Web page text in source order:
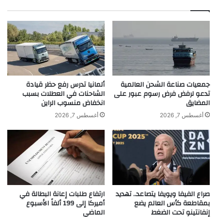
View this post on Instagram
ب
ع
د
ل
د
ه
ا
ط
ا
ل
ف
ي
ك
ل
ي
م
ث
ي
ر
غ
ن
ي
جمعيات صناعة الشحن العالمية
تدعو لرفض فرض رسوم عبور على
المضايق
أغسطس 7, 2026
ألمانيا تدرس رفع حظر قيادة
الشاحنات في العطلات بسبب
انخفاض منسوب الراين
أغسطس 7, 2026
صراع الفيفا ويويفا يتصاعد.. تهديد
بمقاطعة كأس العالم يضع
إنفانتينو تحت الضغط
ارتفاع طلبات إعانة البطالة في
أميركا إلى 199 ألفاً الأسبوع
الماضي